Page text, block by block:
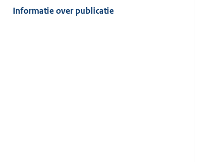
van:
Informatie over publicatie